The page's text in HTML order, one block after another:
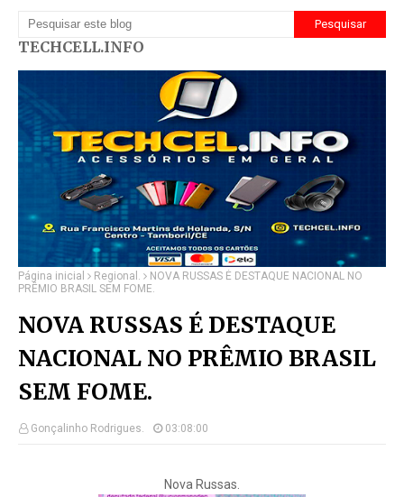
TECHCELL.INFO
Página inicial Regional.
NOVA RUSSAS É DESTAQUE NACIONAL NO
PRÊMIO BRASIL SEM FOME.
NOVA RUSSAS É DESTAQUE
NACIONAL NO PRÊMIO BRASIL
SEM FOME.
Gonçalinho Rodrigues. 03:08:00
Nova Russas.